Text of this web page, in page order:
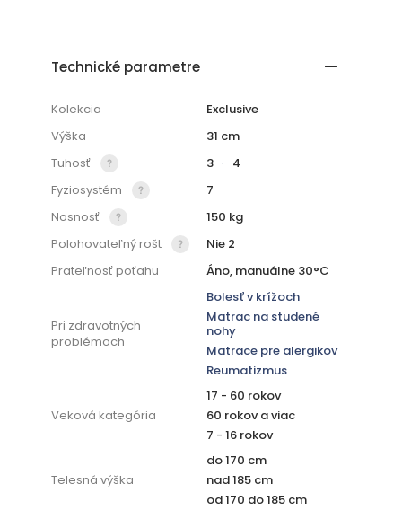
Technické parametre
Kolekcia
Exclusive
Výška
31 cm
Tuhosť
3
4
Fyziosystém
7
Nosnosť
150 kg
Polohovateľný rošt
Nie 2
Prateľnosť poťahu
Áno, manuálne 30°C
Pri zdravotných
problémoch
Bolesť v krížoch
Matrac na studené
nohy
Matrace pre alergikov
Reumatizmus
Veková kategória
17 - 60 rokov
60 rokov a viac
7 - 16 rokov
Telesná výška
do 170 cm
nad 185 cm
od 170 do 185 cm